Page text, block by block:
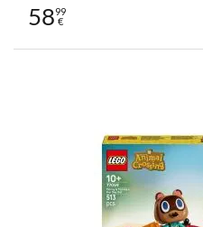
5899
€